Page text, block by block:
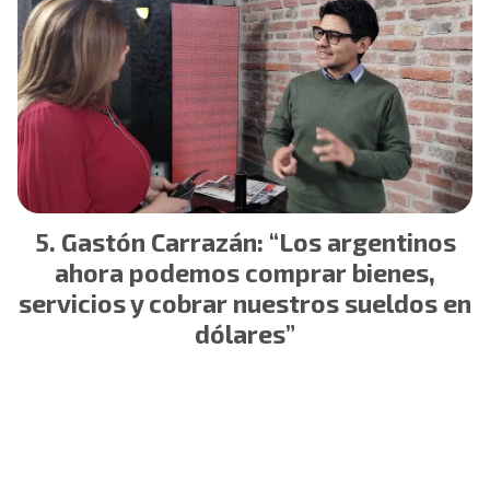
Gastón Carrazán: “Los argentinos
ahora podemos comprar bienes,
servicios y cobrar nuestros sueldos en
dólares”